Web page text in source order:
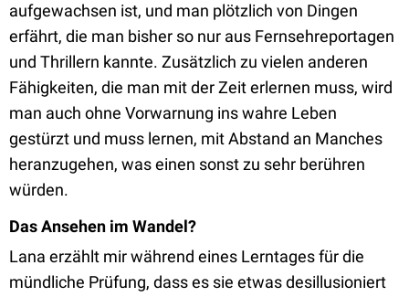
aufgewachsen ist, und man plötzlich von Dingen
erfährt, die man bisher so nur aus Fernsehreportagen
und Thrillern kannte. Zusätzlich zu vielen anderen
Fähigkeiten, die man mit der Zeit erlernen muss, wird
man auch ohne Vorwarnung ins wahre Leben
gestürzt und muss lernen, mit Abstand an Manches
heranzugehen, was einen sonst zu sehr berühren
würden.
Das Ansehen im Wandel?
Lana erzählt mir während eines Lerntages für die
mündliche Prüfung, dass es sie etwas desillusioniert